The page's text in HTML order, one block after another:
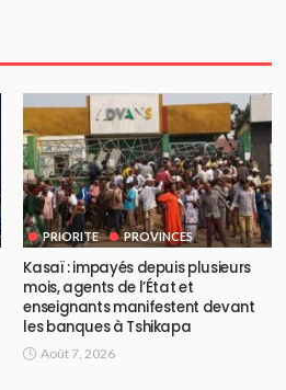
PRIORITE PROVINCES
Kasaï : impayés depuis plusieurs
mois, agents de l’État et
enseignants manifestent devant
les banques à Tshikapa
Août 7, 2026